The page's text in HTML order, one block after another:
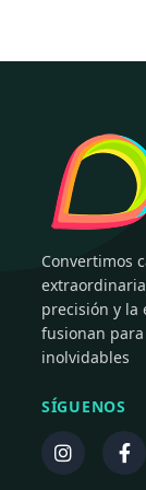
Convertimos
precisión y la
fusionan
inolvidables
SÍGUENOS